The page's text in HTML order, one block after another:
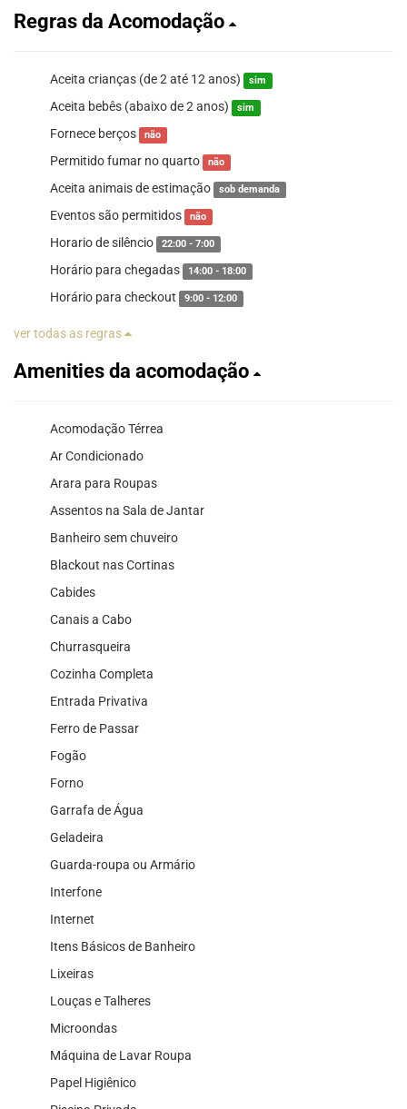
Regras da Acomodação
Aceita crianças (de 2 até 12 anos) sim
Aceita bebês (abaixo de 2 anos) sim
Fornece berços não
Permitido fumar no quarto não
Aceita animais de estimação sob demanda
Eventos são permitidos não
Horario de silêncio 22:00 - 7:00
Horário para chegadas 14:00 - 18:00
Horário para checkout 9:00 - 12:00
ver todas as regras
Amenities da acomodação
Acomodação Térrea
Ar Condicionado
Arara para Roupas
Assentos na Sala de Jantar
Banheiro sem chuveiro
Blackout nas Cortinas
Cabides
Canais a Cabo
Churrasqueira
Cozinha Completa
Entrada Privativa
Ferro de Passar
Fogão
Forno
Garrafa de Água
Geladeira
Guarda-roupa ou Armário
Interfone
Internet
Itens Básicos de Banheiro
Lixeiras
Louças e Talheres
Microondas
Máquina de Lavar Roupa
Papel Higiênico